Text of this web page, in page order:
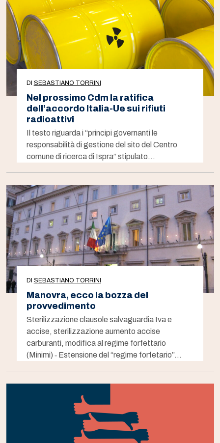
DI SEBASTIANO TORRINI
Nel prossimo Cdm la ratifica
dell’accordo Italia-Ue sui rifiuti
radioattivi
Il testo riguarda i “principi governanti le
responsabilità di gestione del sito del Centro
comune di ricerca di Ispra” stipulato…
DI SEBASTIANO TORRINI
Manovra, ecco la bozza del
provvedimento
Sterilizzazione clausole salvaguardia Iva e
accise, sterilizzazione aumento accise
carburanti, modifica al regime forfettario
(Minimi) ‐ Estensione del “regime forfetario”…